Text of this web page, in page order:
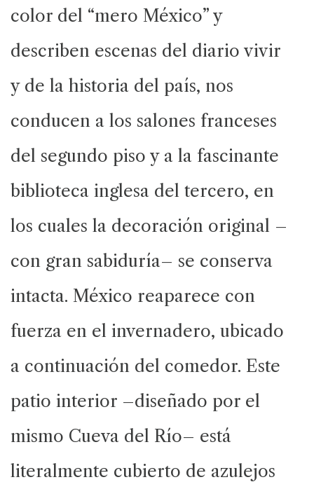
color del “mero México” y
describen escenas del diario vivir
y de la historia del país, nos
conducen a los salones franceses
del segundo piso y a la fascinante
biblioteca inglesa del tercero, en
los cuales la decoración original –
con gran sabiduría– se conserva
intacta. México reaparece con
fuerza en el invernadero, ubicado
a continuación del comedor. Este
patio interior –diseñado por el
mismo Cueva del Río– está
literalmente cubierto de azulejos